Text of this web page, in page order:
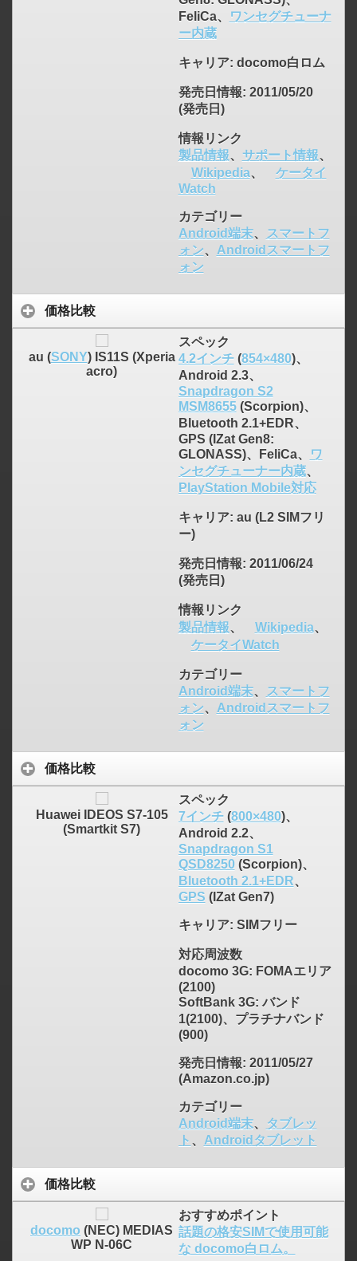
FeliCa、
ワンセグチューナ
ー内蔵
キャリア: docomo白ロム
発売日情報: 2011/05/20
(発売日)
情報リンク
製品情報、 サポート情報、
Wikipedia、
ケータイ
Watch
カテゴリー
Android端末、
スマートフ
ォン、 Androidスマートフ
ォン
価格比較
au (SONY) IS11S (Xperia
acro)
スペック
4.2インチ(854×480)、
Android 2.3、
Snapdragon S2
MSM8655(Scorpion)、
Bluetooth 2.1+EDR、
GPS (IZat Gen8:
GLONASS)、FeliCa、
ワ
ンセグチューナー内蔵、
PlayStation Mobile対応
キャリア: au (L2 SIMフリ
ー)
発売日情報: 2011/06/24
(発売日)
情報リンク
製品情報、 Wikipedia、
ケータイWatch
カテゴリー
Android端末、
スマートフ
ォン、 Androidスマートフ
ォン
価格比較
Huawei IDEOS S7-105
(Smartkit S7)
スペック
7インチ(800×480)、
Android 2.2、
Snapdragon S1
QSD8250 (Scorpion)、
Bluetooth 2.1+EDR、
GPS (IZat Gen7)
キャリア: SIMフリー
対応周波数
docomo 3G: FOMAエリア
(2100)
SoftBank 3G: バンド
1(2100)、プラチナバンド
(900)
発売日情報: 2011/05/27
(Amazon.co.jp)
カテゴリー
Android端末、
タブレッ
ト 、 Androidタブレット
価格比較
docomo (NEC) MEDIAS
WP N-06C
おすすめポイント
話題の格安SIMで使用可能
な docomo白ロム。